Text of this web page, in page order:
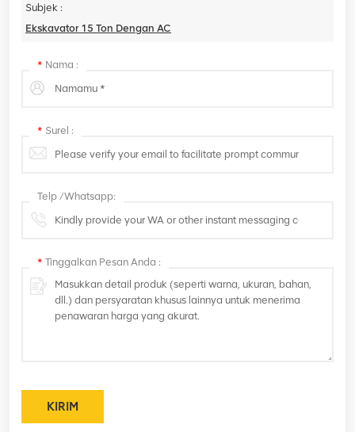
Subjek :
Ekskavator 15 Ton Dengan AC
* Nama :
* Surel :
Telp /Whatsapp:
* Tinggalkan Pesan Anda :
KIRIM